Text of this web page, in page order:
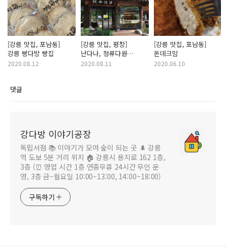
[강릉 맛집, 포남동]
강릉 빵다방 빵집
2020.08.12
[강릉 맛집, 평창]
난다나, 청류다원
(오대산 월정사)
2020.08.11
[강릉 맛집, 포남동]
돈데크맘
2020.06.10
댓글
강다방 이야기공장
독립서점 📚 이야기가 모여 숲이 되는 곳 🌲 강릉
역 도보 5분 거리 위치 🏠 강릉시 용지로 162 1층,
3층 (⏰ 영업 시간 1층 연중무휴 24시간 무인 운
영, 3층 금~월요일 10:00~13:00, 14:00~18:00)
구독하기